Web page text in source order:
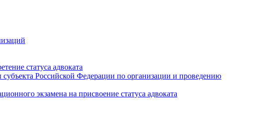
статуса адвоката
Российской Федерации по организации и проведению
экзамена на присвоение статуса адвоката